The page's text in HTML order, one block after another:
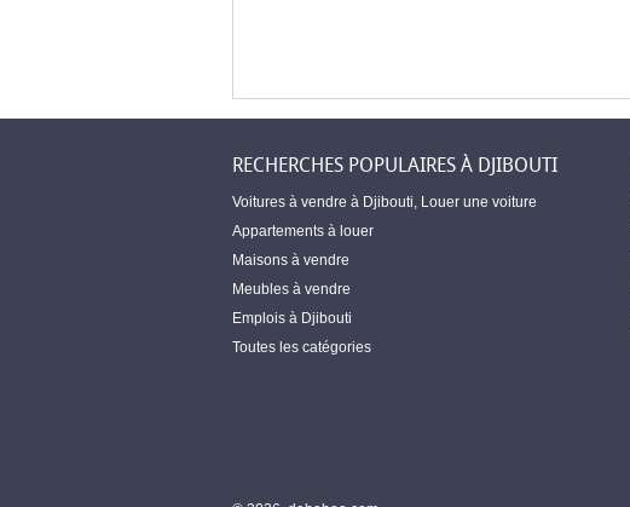
RECHERCHES POPULAIRES À DJIBOUTI
Voitures à vendre à Djibouti Louer une voiture
Appartements à louer
Maisons à vendre
Meubles à vendre
Emplois à Djibouti
Toutes les catégories